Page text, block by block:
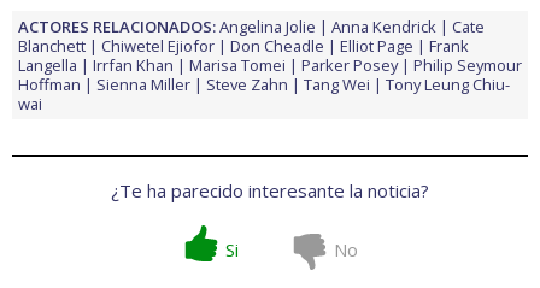
ACTORES RELACIONADOS:Angelina Jolie Anna Kendrick
Cate
Blanchett
Chiwetel Ejiofor Don Cheadle Elliot Page
Frank
Langella
Irrfan Khan Marisa Tomei Parker Posey
Philip Seymour
Hoffman
Sienna Miller Steve Zahn Tang Wei
Tony Leung Chiu-
wai
¿Te ha parecido interesante la noticia?
Si No